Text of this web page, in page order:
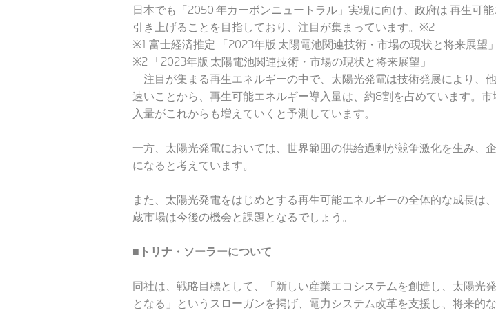
日本でも「2050 年カーボンニュートラル」実現に向け、政府は 再生可
引き上げることを目指しており、注目が集まっています。※2
※1 富士経済推定 「2023年版 太陽電池関連技術・市場の現状と将来展望」
※2 「2023年版 太陽電池関連技術・市場の現状と将来展望」
注目が集まる再生エネルギーの中で、太陽光発電は技術発展により、
速いことから、再生可能エネルギー導入量は、約8割を占めています。
入量がこれからも増えていくと予測しています。
一方、太陽光発電においては、世界範囲の供給過剰が競争激化を生み、
になると考えています。
また、太陽光発電をはじめとする再生可能エネルギーの全体的な成長
蔵市場は今後の機会と課題となるでしょう。
■トリナ・ソーラーについて
同社は、戦略目標として、「新しい産業エコシステムを創造し、太陽光
となる」というスローガンを掲げ、電力システム改革を支援し、将来的